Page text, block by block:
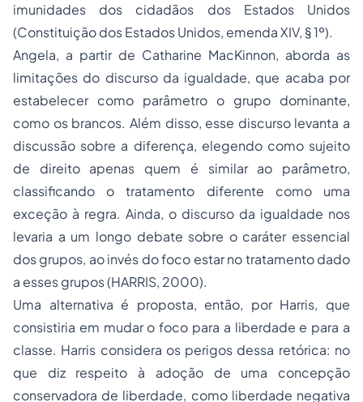
imunidades dos cidadãos dos Estados Unidos
(Constituição dos Estados Unidos, emenda XIV, § 1º).
Angela, a partir de Catharine MacKinnon, aborda as
limitações do discurso da igualdade, que acaba por
estabelecer como parâmetro o grupo dominante,
como os brancos. Além disso, esse discurso levanta a
discussão sobre a diferença, elegendo como sujeito
de direito apenas quem é similar ao parâmetro,
classificando o tratamento diferente como uma
exceção à regra. Ainda, o discurso da igualdade nos
levaria a um longo debate sobre o caráter essencial
dos grupos, ao invés do foco estar no tratamento dado
a esses grupos (HARRIS, 2000).
Uma alternativa é proposta, então, por Harris, que
consistiria em mudar o foco para a liberdade e para a
classe. Harris considera os perigos dessa retórica: no
que diz respeito à adoção de uma concepção
conservadora de liberdade, como liberdade negativa